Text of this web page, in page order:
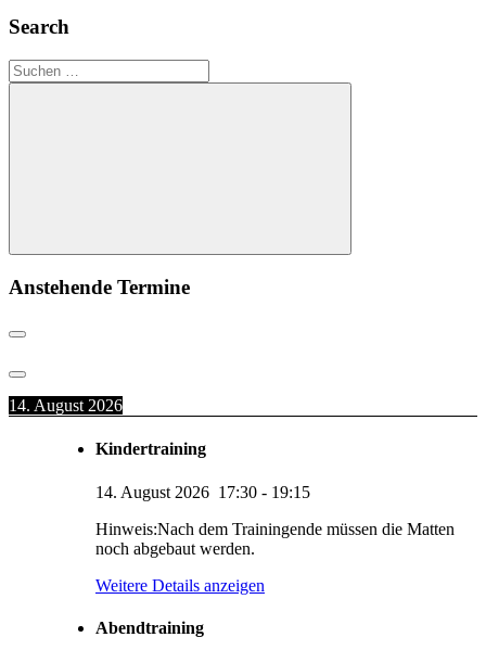
Search
Suchen
nach:
Suchen
Anstehende Termine
14. August 2026
Kindertraining
14. August 2026 17:30 - 19:15
Hinweis:Nach dem Trainingende müssen die Matten
noch abgebaut werden.
Weitere Details anzeigen
Abendtraining